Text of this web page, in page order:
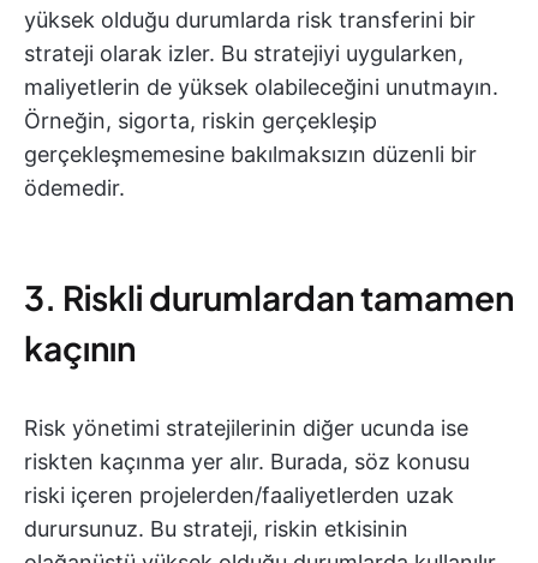
yüksek olduğu durumlarda risk transferini bir
strateji olarak izler. Bu stratejiyi uygularken,
maliyetlerin de yüksek olabileceğini unutmayın.
Örneğin, sigorta, riskin gerçekleşip
gerçekleşmemesine bakılmaksızın düzenli bir
ödemedir.
3. Riskli durumlardan tamamen
kaçının
Risk yönetimi stratejilerinin diğer ucunda ise
riskten kaçınma yer alır. Burada, söz konusu
riski içeren projelerden/faaliyetlerden uzak
durursunuz. Bu strateji, riskin etkisinin